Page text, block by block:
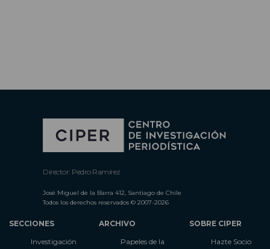
Director: Pedro Ramírez
José Miguel de la Barra 412, Santiago de Chile
Todos los derechos reservados © 2007-2026
SECCIONES
Investigación
ARCHIVO
Papeles de la
SOBRE CIPER
Hazte Socio